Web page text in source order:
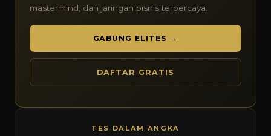
mastermind, dan jaringan bisnis terpercaya.
GABUNG ELITES →
DAFTAR GRATIS
TES DALAM ANGKA